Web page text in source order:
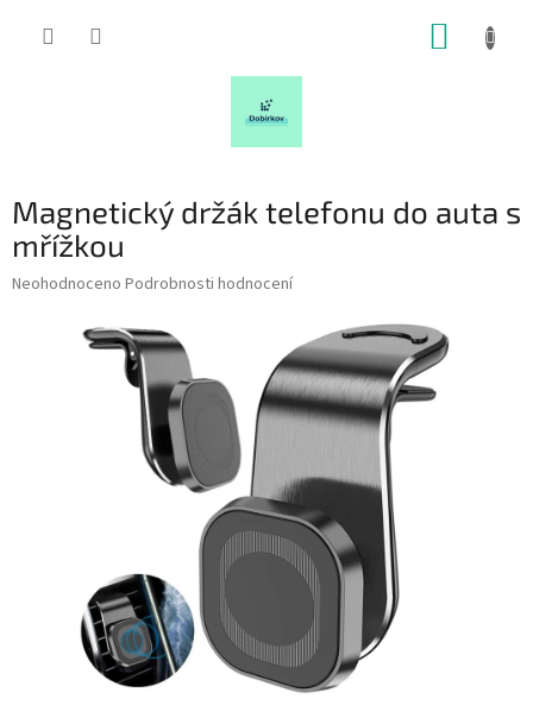
Magnetický držák telefonu do auta s
mřížkou
Průměrné
Neohodnoceno Podrobnosti hodnocení